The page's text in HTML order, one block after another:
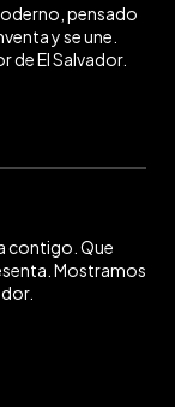
pensado
y se une.
de El Salvador.
contigo. Que
Mostramos